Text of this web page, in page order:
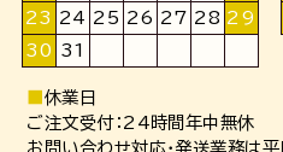
23 24 25 26 27 28 29
30 31
■休業日
ご注文受付：24時間年中無休
お問い合わせ対応・発送業務は